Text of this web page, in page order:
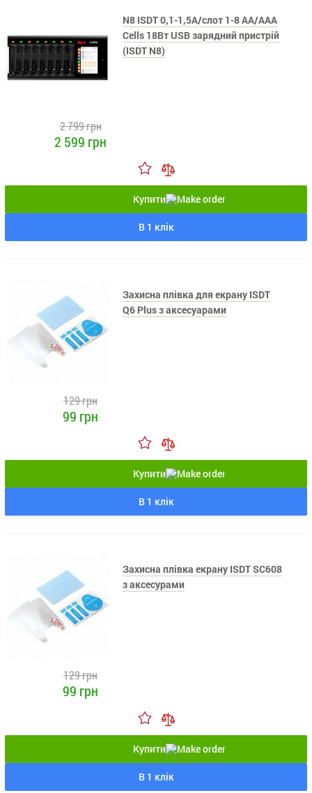
N8 ISDT 0,1-1,5А/слот 1-8 AA/AAA
Сells 18Вт USB зарядний пристрій
(ISDT N8)
2 799 грн
2 599 грн
Купити
В 1 клік
Захисна плівка для екрану ISDT
Q6 Plus з аксесуарами
129 грн
99 грн
Купити
В 1 клік
Захисна плівка екрану ISDT SC608
з аксесурами
129 грн
99 грн
Купити
В 1 клік